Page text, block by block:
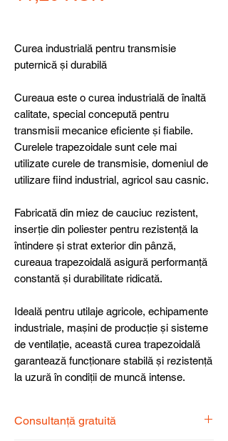
Curea industrială pentru transmisie
puternică și durabilă
Cureaua este o curea industrială de înaltă
calitate, special concepută pentru
transmisii mecanice eficiente și fiabile.
Curelele trapezoidale sunt cele mai
utilizate curele de transmisie, domeniul de
utilizare fiind industrial, agricol sau casnic.
Fabricată din miez de cauciuc rezistent,
inserție din poliester pentru rezistență la
întindere și strat exterior din pânză,
cureaua trapezoidală asigură performanță
constantă și durabilitate ridicată.
Ideală pentru utilaje agricole, echipamente
industriale, mașini de producție și sisteme
de ventilație, această curea trapezoidală
garantează funcționare stabilă și rezistență
la uzură în condiții de muncă intense.
Consultanță gratuită